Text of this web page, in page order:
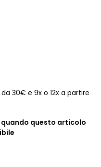
30€ e 9x o 12x a partire
questo articolo